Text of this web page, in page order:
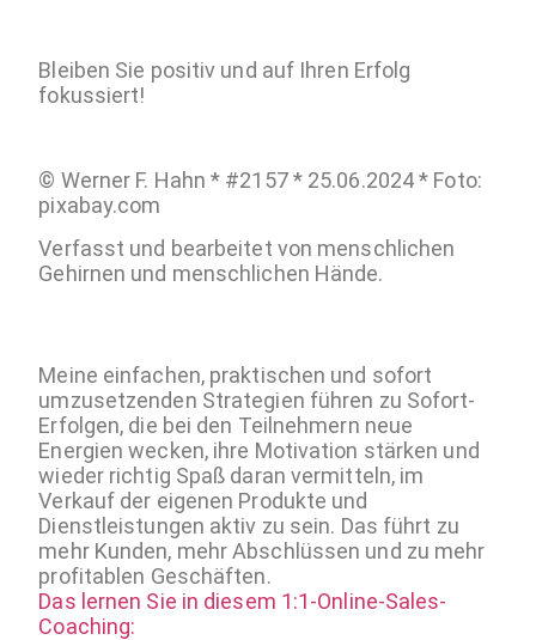
Bleiben Sie positiv und auf Ihren Erfolg
fokussiert!
© Werner F. Hahn * #2157 * 25.06.2024 * Foto:
pixabay.com
Verfasst und bearbeitet von menschlichen
Gehirnen und menschlichen Hände.
Meine einfachen, praktischen und sofort
umzusetzenden Strategien führen zu Sofort-
Erfolgen, die bei den Teilnehmern neue
Energien wecken, ihre Motivation stärken und
wieder richtig Spaß daran vermitteln, im
Verkauf der eigenen Produkte und
Dienstleistungen aktiv zu sein. Das führt zu
mehr Kunden, mehr Abschlüssen und zu mehr
profitablen Geschäften.
Das lernen Sie in diesem 1:1-Online-Sales-
Coaching: